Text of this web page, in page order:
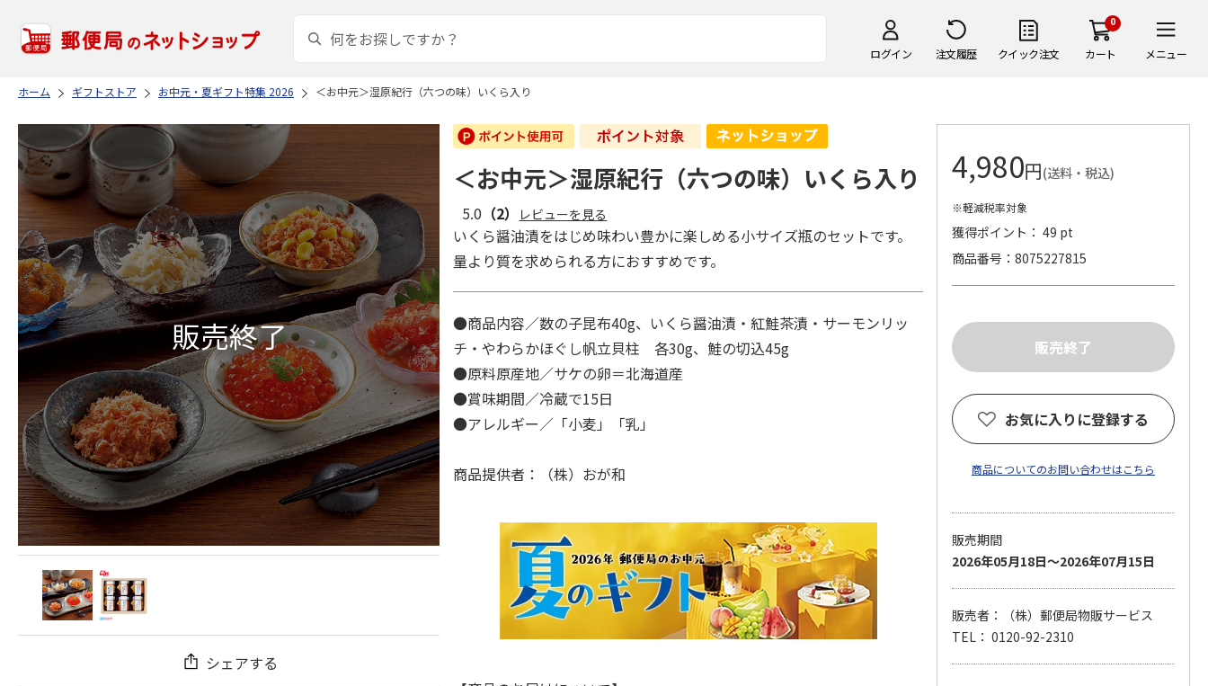
ログイン 注文履歴 クイック注文
0
カート メニュー
ホーム ギフトストア お中元・夏ギフト特集 2026 ＜お中元＞湿原紀行（六つの味）いくら入り
シェアする
＜お中元＞湿原紀行（六つの味）いくら入り
5.0 （2） レビューを見る
いくら醤油漬をはじめ味わい豊かに楽しめる小サイズ瓶のセットです。
量より質を求められる方におすすめです。
●商品内容／数の子昆布40g、いくら醤油漬・紅鮭茶漬・サーモンリッ
チ・やわらかほぐし帆立貝柱 各30g、鮭の切込45g
●原料原産地／サケの卵＝北海道産
●賞味期間／冷蔵で15日
●アレルギー／「小麦」「乳」
商品提供者：（株）おが和
4,980円(送料・税込)
※軽減税率対象
獲得ポイント： 49 pt
商品番号
8075227815
お気に入りに登録する
商品についてのお問い合わせはこちら
販売期間
2026年05月18日～2026年07月15日
販売者：（株）郵便局物販サービス
TEL： 0120-92-2310